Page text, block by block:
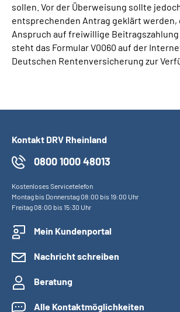
sollen. Vor der Überweisung sollte
entsprechenden Antrag geklärt werden,
Anspruch auf freiwillige
steht das Formular V0060 auf der
Deutschen Rentenversicherung zur
Kontakt DRV Rheinland
0800 1000 48013
Kostenloses Servicetelefon
Montag bis Donnerstag 08:00 bis 19:00 Uhr
Freitag 08:00 bis 15:30 Uhr
Mein Kundenportal
Nachricht schreiben
Beratung
Alle Kontaktmöglichkeiten